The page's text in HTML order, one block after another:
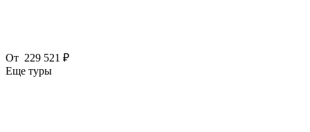
От 229 521 ₽
Еще туры